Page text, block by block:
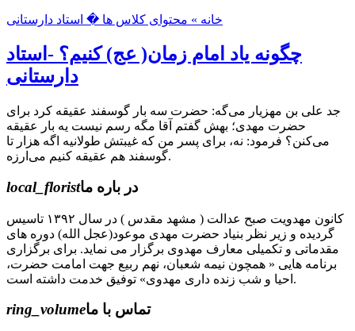
خانه » محتوای کلاس ها � استاد دارستانی
چگونه یاد امام زمان( عج) کنیم؟ -استاد
دارستانی
جد علی‌ بن مهزیار می‌گه: حضرت سه بار گوسفند عقیقه کرد برای
حضرت مهدی؛ بهش گفتم آقا مگه رسم نیست یه بار عقیقه
می‌کنن؟ فرمود: نه، برای پسر من که غیبتش طولانیه اگه هزار تا
گوسفند هم عقیقه کنیم می‌ارزه.
local_floristدر باره ما
کانون مهدویت صبح عدالت ( مشهد مقدس ) در سال ۱۳۹۲ تاسیس
گردیده و زیر نظر بنیاد حضرت مهدی موعود(عجل الله) دوره های
مقدماتی و تکمیلی معارف مهدوی برگزار می نماید. برای برگزاری
برنامه هایی « همچون نیمه شعبان، نهم ربیع جهت امامت حضرت،
احیا و شب زنده داری مهدوی» توفیق خدمت داشته است.
ring_volumeتماس با ما